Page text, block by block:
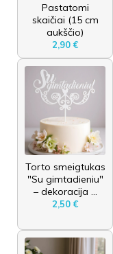
Pastatomi
skaičiai (15 cm
aukščio)
2,90 €
Torto smeigtukas
"Su gimtadieniu"
– dekoracija ...
2,50 €